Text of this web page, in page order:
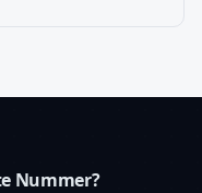
Nummer?